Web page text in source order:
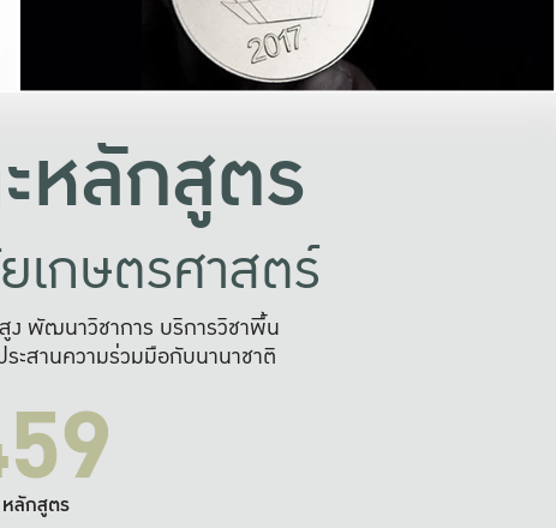
หลักสูตร
เกษตรศาสตร์
พัฒนาวิชาการ บริการวิชาพื้น
ะสานความร่วมมือกับนานาชาติ
หลักสูตร